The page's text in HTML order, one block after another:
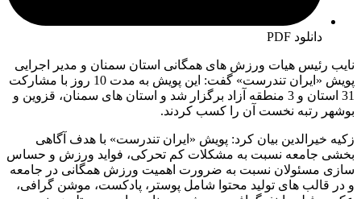
دانلود PDF
نایب رئیس هیات ورزش های همگانی استان سمنان و مدیر اجرایی
پویش «ایران تندرست» گفت: این پویش به مدت 10 روز با مشارکت
31 استان و 3 منطقه آزاد برگزار شد و استان های سمنان، قزوین و
بوشهر رتبه نخست آن را کسب کردند.
زکیه خیرالدین بیان کرد: پویش «ایران تندرست» با هدف آگاهی
بخشی جامعه نسبت به مشکلات کم تحرکی، فواید ورزش و حساس
سازی مسئولان نسبت به ضرورت اهمیت ورزش همگانی در جامعه
و در قالب های تولید محتوا شامل پوستر، پادکست، موشن گرافی،